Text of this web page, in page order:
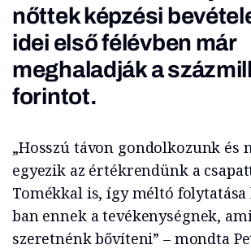
nőttek képzési
idei első félévben már
meghaladják a
forintot.
„Hosszú távon gondolkozunk és
egyezik az értékrendünk a
Tomékkal is, így méltó folytatása
ban ennek a tevékenységnek,
szeretnénk bővíteni” – mondta